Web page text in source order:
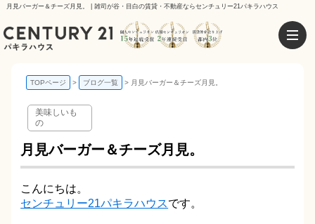
月見バーガー＆チーズ月見。 | 雑司が谷・目白の賃貸・不動産ならセンチュリー21パキラハウス
TOPページ ブログ一覧 月見バーガー＆チーズ月見。
美味しいも
の
月見バーガー＆チーズ月見。
こんにちは。
センチュリー21パキラハウスです。